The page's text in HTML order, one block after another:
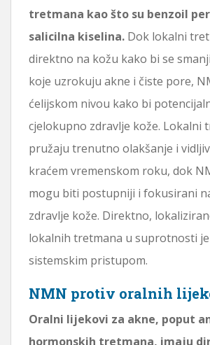
tretmana kao što su benzoil
salicilna kiselina. Dok lokalni
direktno na kožu kako bi se
koje uzrokuju akne i čiste pore,
ćelijskom nivou kako bi
cjelokupno zdravlje kože. Lokalni
pružaju trenutno olakšanje i
kraćem vremenskom roku, dok
mogu biti postupniji i fokusirani
zdravlje kože. Direktno,
lokalnih tretmana u suprotnosti
sistemskim pristupom.
NMN protiv oralnih
Oralni lijekovi za akne, poput
hormonskih tretmana, imaju